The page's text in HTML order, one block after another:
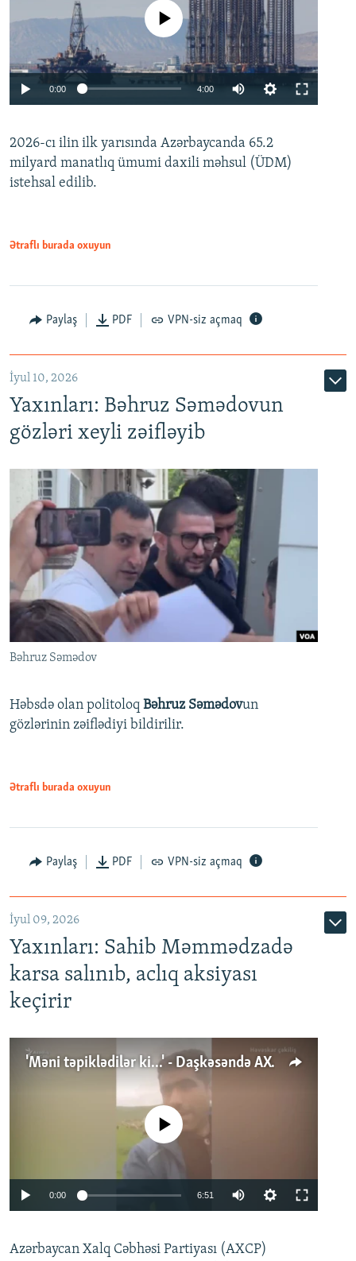
Auto 240p 360p 480p
No media source currently available
0:00 4:00
360p
480p
2026-cı ilin ilk yarısında Azərbaycanda 65.2
milyard manatlıq ümumi daxili məhsul (ÜDM)
istehsal edilib.
Ətraflı burada oxuyun
Paylaş PDF VPN-siz açmaq
İyul 10, 2026
Yaxınları: Bəhruz Səmədovun
gözləri xeyli zəifləyib
Bəhruz Səmədov
Həbsdə olan politoloq Bəhruz Səmədovun
gözlərinin zəiflədiyi bildirilir.
Ətraflı burada oxuyun
Paylaş PDF VPN-siz açmaq
İyul 09, 2026
Yaxınları: Sahib Məmmədzadə
karsa salınıb, aclıq aksiyası
keçirir
'Məni təpiklədilər ki...' - Daşkəsəndə AXCP fəalının yaxınları onun həbsinə etiraz edirlər
No media source currently available
0:00 6:51
360p
Azərbaycan Xalq Cəbhəsi Partiyası (AXCP)